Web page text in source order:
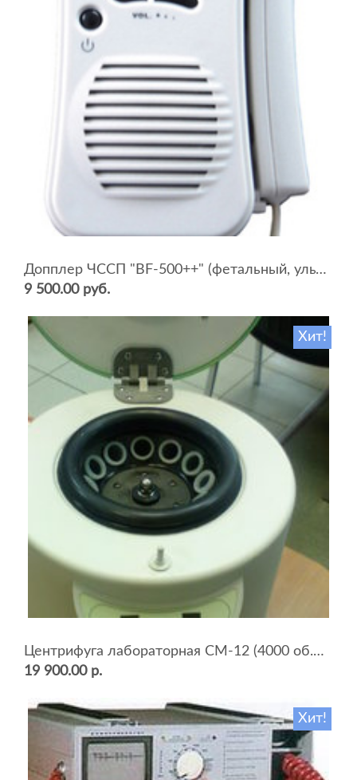
Допплер ЧССП "BF-500++" (фетальный, ультразвуковой)
9 500.00 руб.
Хит!
Центрифуга лабораторная СМ-12 (4000 об.мин, 12 пробирок)
19 900.00 р.
Хит!